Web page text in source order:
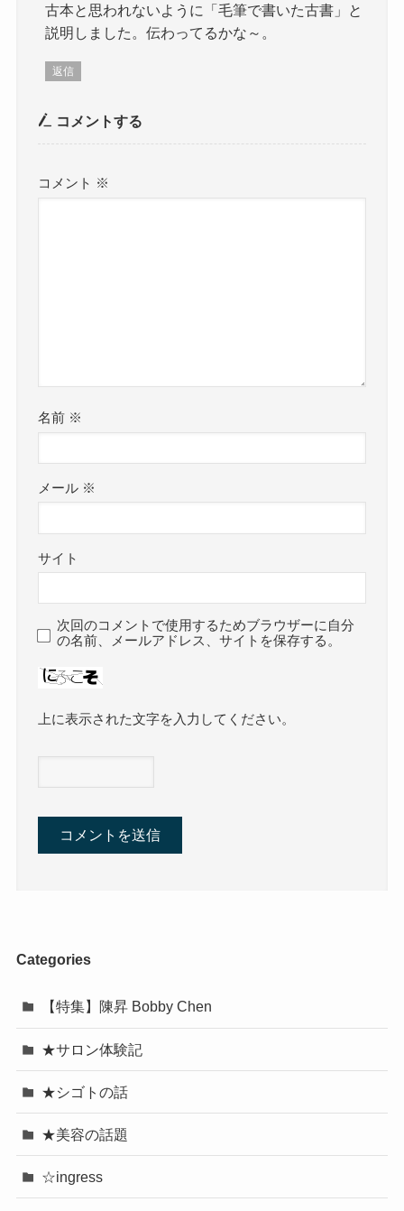
古本と思われないように「毛筆で書いた古書」と
説明しました。伝わってるかな～。
返信
コメントする
コメント ※
名前 ※
メール ※
サイト
次回のコメントで使用するためブラウザーに自分
の名前、メールアドレス、サイトを保存する。
上に表示された文字を入力してください。
Categories
【特集】陳昇 Bobby Chen
★サロン体験記
★シゴトの話
★美容の話題
☆ingress